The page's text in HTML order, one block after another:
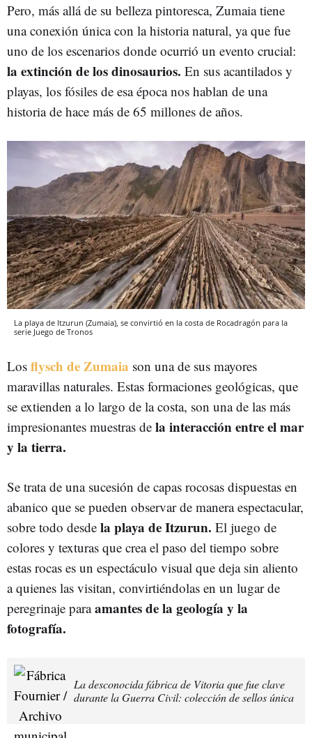
Pero, más allá de su belleza pintoresca, Zumaia tiene
una conexión única con la historia natural, ya que fue
uno de los escenarios donde ocurrió un evento crucial:
la extinción de los dinosaurios. En sus acantilados y
playas, los fósiles de esa época nos hablan de una
historia de hace más de 65 millones de años.
La playa de Itzurun (Zumaia), se convirtió en la costa de Rocadragón para la
serie Juego de Tronos
Los flysch de Zumaia son una de sus mayores
maravillas naturales. Estas formaciones geológicas, que
se extienden a lo largo de la costa, son una de las más
impresionantes muestras de la interacción entre el mar
y la tierra.
Se trata de una sucesión de capas rocosas dispuestas en
abanico que se pueden observar de manera espectacular,
sobre todo desde la playa de Itzurun. El juego de
colores y texturas que crea el paso del tiempo sobre
estas rocas es un espectáculo visual que deja sin aliento
a quienes las visitan, convirtiéndolas en un lugar de
peregrinaje paraamantes de la geología y la
fotografía.
La desconocida fábrica de Vitoria que fue clave
durante la Guerra Civil: colección de sellos única